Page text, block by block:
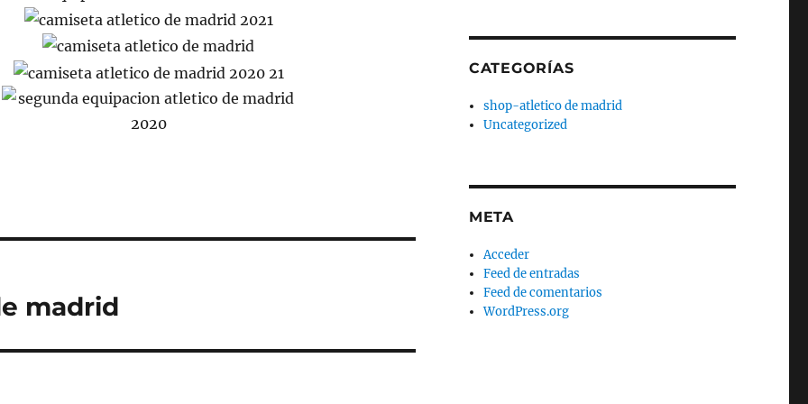
madrid
CATEGORÍAS
shop-atletico de madrid
Uncategorized
META
Acceder
Feed de entradas
Feed de comentarios
WordPress.org